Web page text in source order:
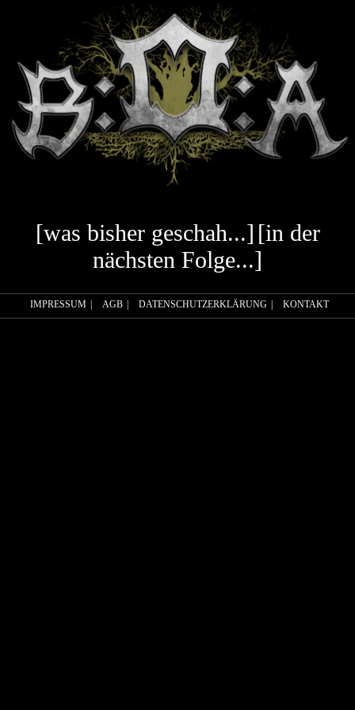
[was bisher geschah...] [in der
nächsten Folge...]
IMPRESSUM | AGB | DATENSCHUTZERKLÄRUNG | KONTAKT